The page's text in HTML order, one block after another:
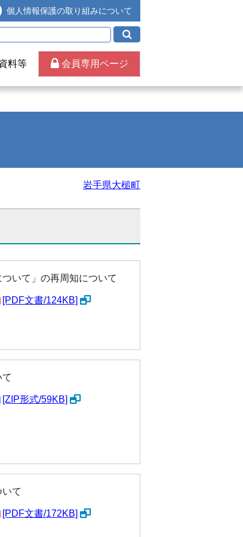
個人情報保護の取り組みについて
料等 会員専用ページ
岩手県大槌町
いて」の再周知について
[PDF文書/124KB]
[ZIP形式/59KB]
て
[PDF文書/172KB]